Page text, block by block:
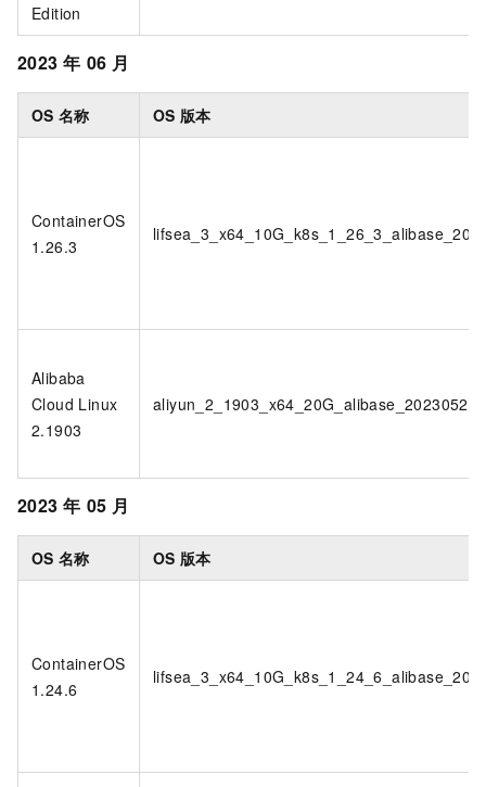
Edition
2023 年 06 月
OS 名称 OS 版本
ContainerOS
1.26.3
Alibaba
Cloud Linux
2.1903
2023 年 05 月
OS 名称 OS 版本
ContainerOS
1.24.6